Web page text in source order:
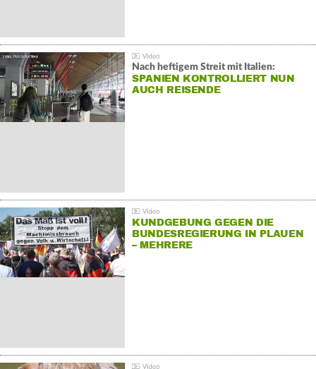
Nach heftigem Streit mit Italien:
SPANIEN KONTROLLIERT NUN
AUCH REISENDE
KUNDGEBUNG GEGEN DIE
BUNDESREGIERUNG IN PLAUEN
– MEHRERE